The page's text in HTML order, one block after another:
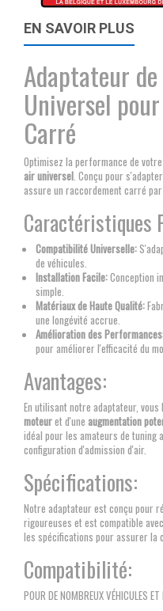
EN SAVOIR PLUS
Adaptateur
Universel
Carré
Optimisez la performance de
air universel. Conçu pour
assure un raccordement carré
Caractéristiques
Compatibilité Universelle:
de véhicules.
Installation Facile:Conception
simple.
Matériaux de Haute Qualité:
une longévité accrue.
Amélioration des
pour améliorer l'efficacité du
Avantages:
En utilisant notre adaptateur, vous
moteuret d'une augmentation
idéal pour les amateurs de tuning
configuration d'admission d'air.
Spécifications:
Notre adaptateur est conçu pour
rigoureuses et est compatible
les spécifications pour assurer la
Compatibilité:
POUR DE NOMBREUX VÉHICULES